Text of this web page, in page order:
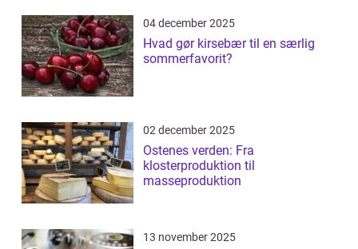
04 december 2025
Hvad gør kirsebær til en særlig
sommerfavorit?
02 december 2025
Ostenes verden: Fra
klosterproduktion til
masseproduktion
13 november 2025